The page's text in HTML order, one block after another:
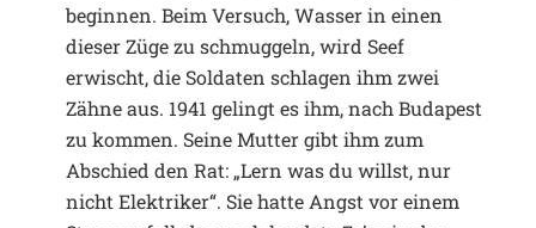
beginnen. Beim Versuch, Wasser in einen
dieser Züge zu schmuggeln, wird Seef
erwischt, die Soldaten schlagen ihm zwei
Zähne aus. 1941 gelingt es ihm, nach Budapest
zu kommen. Seine Mutter gibt ihm zum
Abschied den Rat: „Lern was du willst, nur
nicht Elektriker“. Sie hatte Angst vor einem